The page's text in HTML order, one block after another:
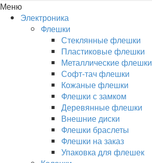
Меню
Электроника
Флешки
Стеклянные флешки
Пластиковые флешки
Металлические флешки
Софт-тач флешки
Кожаные флешки
Флешки с замком
Деревянные флешки
Внешние диски
Флешки браслеты
Флешки на заказ
Упаковка для флешек